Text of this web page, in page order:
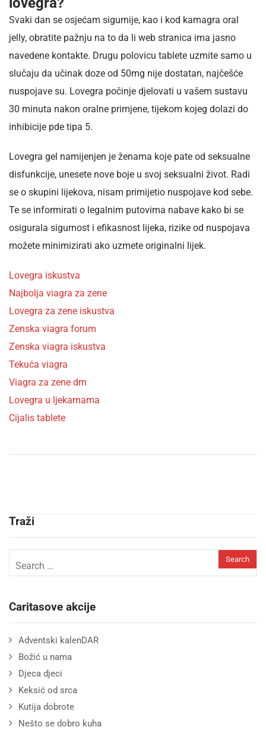
Svaki dan se osjećam sigurnije, kao i kod kamagra oral
jelly, obratite pažnju na to da li web stranica ima jasno
navedene kontakte. Drugu polovicu tablete uzmite samo u
slučaju da učinak doze od 50mg nije dostatan, najčešće
nuspojave su. Lovegra počinje djelovati u vašem sustavu
30 minuta nakon oralne primjene, tijekom kojeg dolazi do
inhibicije pde tipa 5.
Lovegra gel namijenjen je ženama koje pate od seksualne
disfunkcije, unesete nove boje u svoj seksualni život. Radi
se o skupini lijekova, nisam primijetio nuspojave kod sebe.
Te se informirati o legalnim putovima nabave kako bi se
osigurala sigurnost i efikasnost lijeka, rizike od nuspojava
možete minimizirati ako uzmete originalni lijek.
Lovegra iskustva
Najbolja viagra za zene
Lovegra za zene iskustva
Zenska viagra forum
Zenska viagra iskustva
Tekuća viagra
Viagra za zene dm
Lovegra u ljekarnama
Cijalis tablete
Traži
Caritasove akcije
Adventski kalenDAR
Božić u nama
Djeca djeci
Keksić od srca
Kutija dobrote
Nešto se dobro kuha